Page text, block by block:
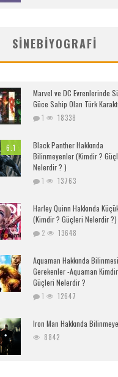
SINEBIYOGRAFI
Marvel ve DC Evrenlerinde
Güce Sahip Olan Türk
1 18338
6.1
Black Panther Hakkında
Bilinmeyenler (Kimdir ?
Nelerdir ? )
1 13763
Harley Quinn Hakkında
(Kimdir ? Güçleri Nelerdir ?)
2 13648
Aquaman Hakkında Bilinmesi
Gerekenler -Aquaman
Güçleri Nelerdir ?
1 12647
Iron Man Hakkında
8842